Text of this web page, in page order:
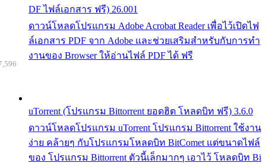
DF ไฟล์เอกสาร ฟรี) 26.001
ดาวน์โหลดโปรแกรม Adobe Acrobat Reader เพื่อไว้เปิดไฟ
ล์เอกสาร PDF จาก Adobe และช่วยเสริมสำหรับกับการทำ
งานของ Browser ให้อ่านไฟล์ PDF ได้ ฟรี
uTorrent (โปรแกรม Bittorrent ยอดฮิต โหลดบิท ฟรี) 3.6.0
ดาวน์โหลดโปรแกรม uTorrent โปรแกรม Bittorrent ใช้งาน
ง่าย คล้ายๆ กับโปรแกรมโหลดบิท BitComet แต่ขนาดไฟล์
ของ โปรแกรม Bittorrent ตัวนี้เล็กมากๆ เอาไว้ โหลดบิท Bi